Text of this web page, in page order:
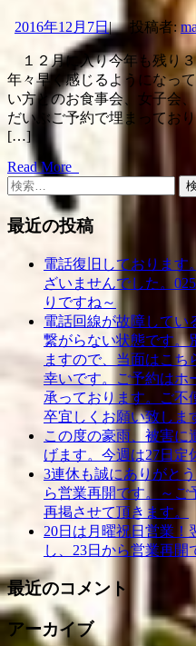
2016年12月7日|投稿者:
１２月に入り今年も残り
年々早く感じるようになっ
い方とのお食事会、女子会
だいぶご予約で埋まってお
[…]
Read More
検
最近の投稿
電話復旧しております
ざいませんでした。
りですね～
電話回線が故障してい
繋がらない状態です。
ますので、当面はこ
幸いです。ご予約はホ
承っております。ご不
卒宜しくお願い致しま
この度の豪雨、被害に
げます。今週は27日定
3連休も誠にありがと
ら営業再開です。～ご
再掲させて頂きます。
20日は月曜祝日営業！
し、23日から営業再開
最近のコメント
アーカイブ